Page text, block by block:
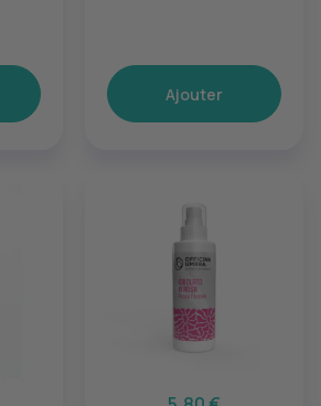
Ajouter